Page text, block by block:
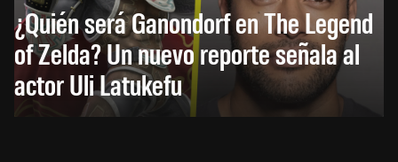
¿Quién será Ganondorf en The Legend
of Zelda? Un nuevo reporte señala al
actor Uli Latukefu